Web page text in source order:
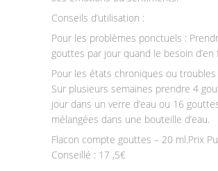
Conseils d’utilisation :
Pour les problèmes ponctuels :
gouttes par jour quand le besoin d’en
Pour les états chroniques ou troubles
Sur plusieurs semaines prendre 4
jour dans un verre d’eau ou 16
mélangées dans une bouteille d’eau.
Flacon compte gouttes – 20 ml.Prix
Conseillé : 17 ,5€